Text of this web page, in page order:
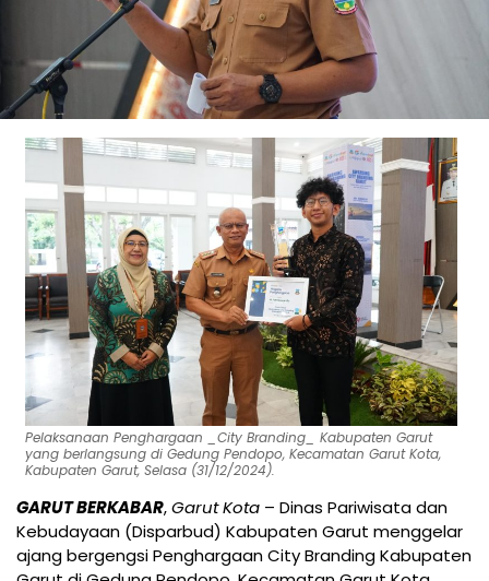
Pelaksanaan Penghargaan _City Branding_ Kabupaten Garut
yang berlangsung di Gedung Pendopo, Kecamatan Garut Kota,
Kabupaten Garut, Selasa (31/12/2024).
GARUT BERKABAR,Garut Kota – Dinas Pariwisata dan
Kebudayaan (Disparbud) Kabupaten Garut menggelar
ajang bergengsi Penghargaan City Branding Kabupaten